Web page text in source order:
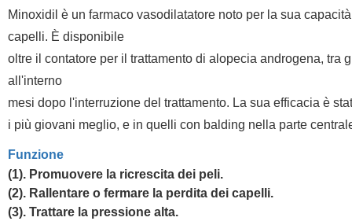
Minoxidil è un farmaco vasodilatatore noto per la sua
capelli. È disponibile
oltre il contatore per il trattamento di alopecia androgena,
all'interno
mesi dopo l'interruzione del trattamento. La sua efficacia è
i più giovani meglio, e in quelli con balding nella parte
Funzione
(1). Promuovere la ricrescita dei peli.
(2). Rallentare o fermare la perdita dei capelli.
(3). Trattare la pressione alta.